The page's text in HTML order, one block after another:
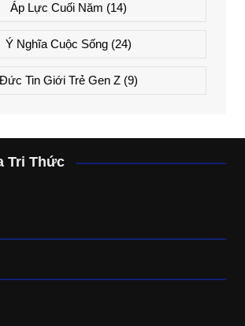
Áp Lực Cuối Năm (14)
Ý Nghĩa Cuộc Sống(24)
Đức Tin Giới Trẻ Gen Z(9)
Tri Thức